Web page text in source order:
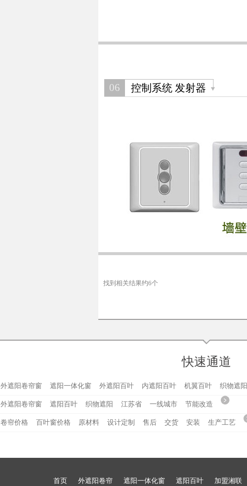
06 控制系统 发射器
找到相关结果约6个
快速通道
外遮阳卷帘窗 遮阳一体化窗 外遮阳百叶 内遮阳百叶 机翼百叶 织物遮阳
外遮阳卷帘窗 遮阳百叶 织物遮阳 江苏省 一线城市 节能改造
卷帘价格 百叶窗价格 原材料 设计定制 售后 交货 安装 生产工艺
首页 外遮阳卷帘 遮阳一体化窗 遮阳百叶 加盟湘联